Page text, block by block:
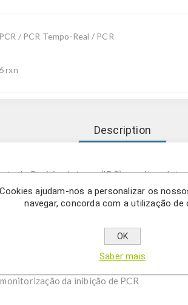
/ PCR Tempo-Real / PCR
rxn
Description
Positivo Interno (IPC) permite a
desenvolvido pela Dow AgroSciences/
milho combinado com tolerância ao
fiável de OGM em matrizes de
59122-7 (Herculex® RW)
da inibição de PCR
Cookies ajudam-nos a personalizar os
navegar, concorda com a utilização de
OK
Saber mais